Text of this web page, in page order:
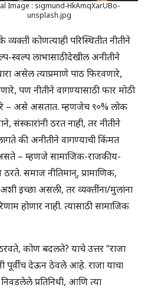
Image : sigmund-HkAmqXarUBo-
unsplash.jpg
कोणत्याही परिस्थितीत नीतीने
स्वल्प लाभासाठीदेखील अनीतीने
असेल त्याप्रमाणे पाठ फिरवणारे,
पण नीतीने वागण्यासाठी फार मोठी
– असे असतात. म्हणजेच ९०% लोक
संस्कारांनी ठरत नाही, तर नीतीने
की अनीतीने वागण्याची किंमत
– म्हणजे सामाजिक-राजकीय-
समाज नीतिमान्, प्रामाणिक,
इच्छा असली, तर व्यक्तींना/मुलांना
होणार नाही. त्यासाठी सामाजिक
कोण बदलते? याचे उत्तर “राजा
पूर्वीच देऊन ठेवले आहे. राजा याचा
प्रतिनिधी, आणि त्या